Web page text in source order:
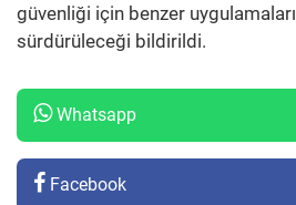
güvenliği için benzer
sürdürüleceği bildirildi.
Whatsapp
Facebook